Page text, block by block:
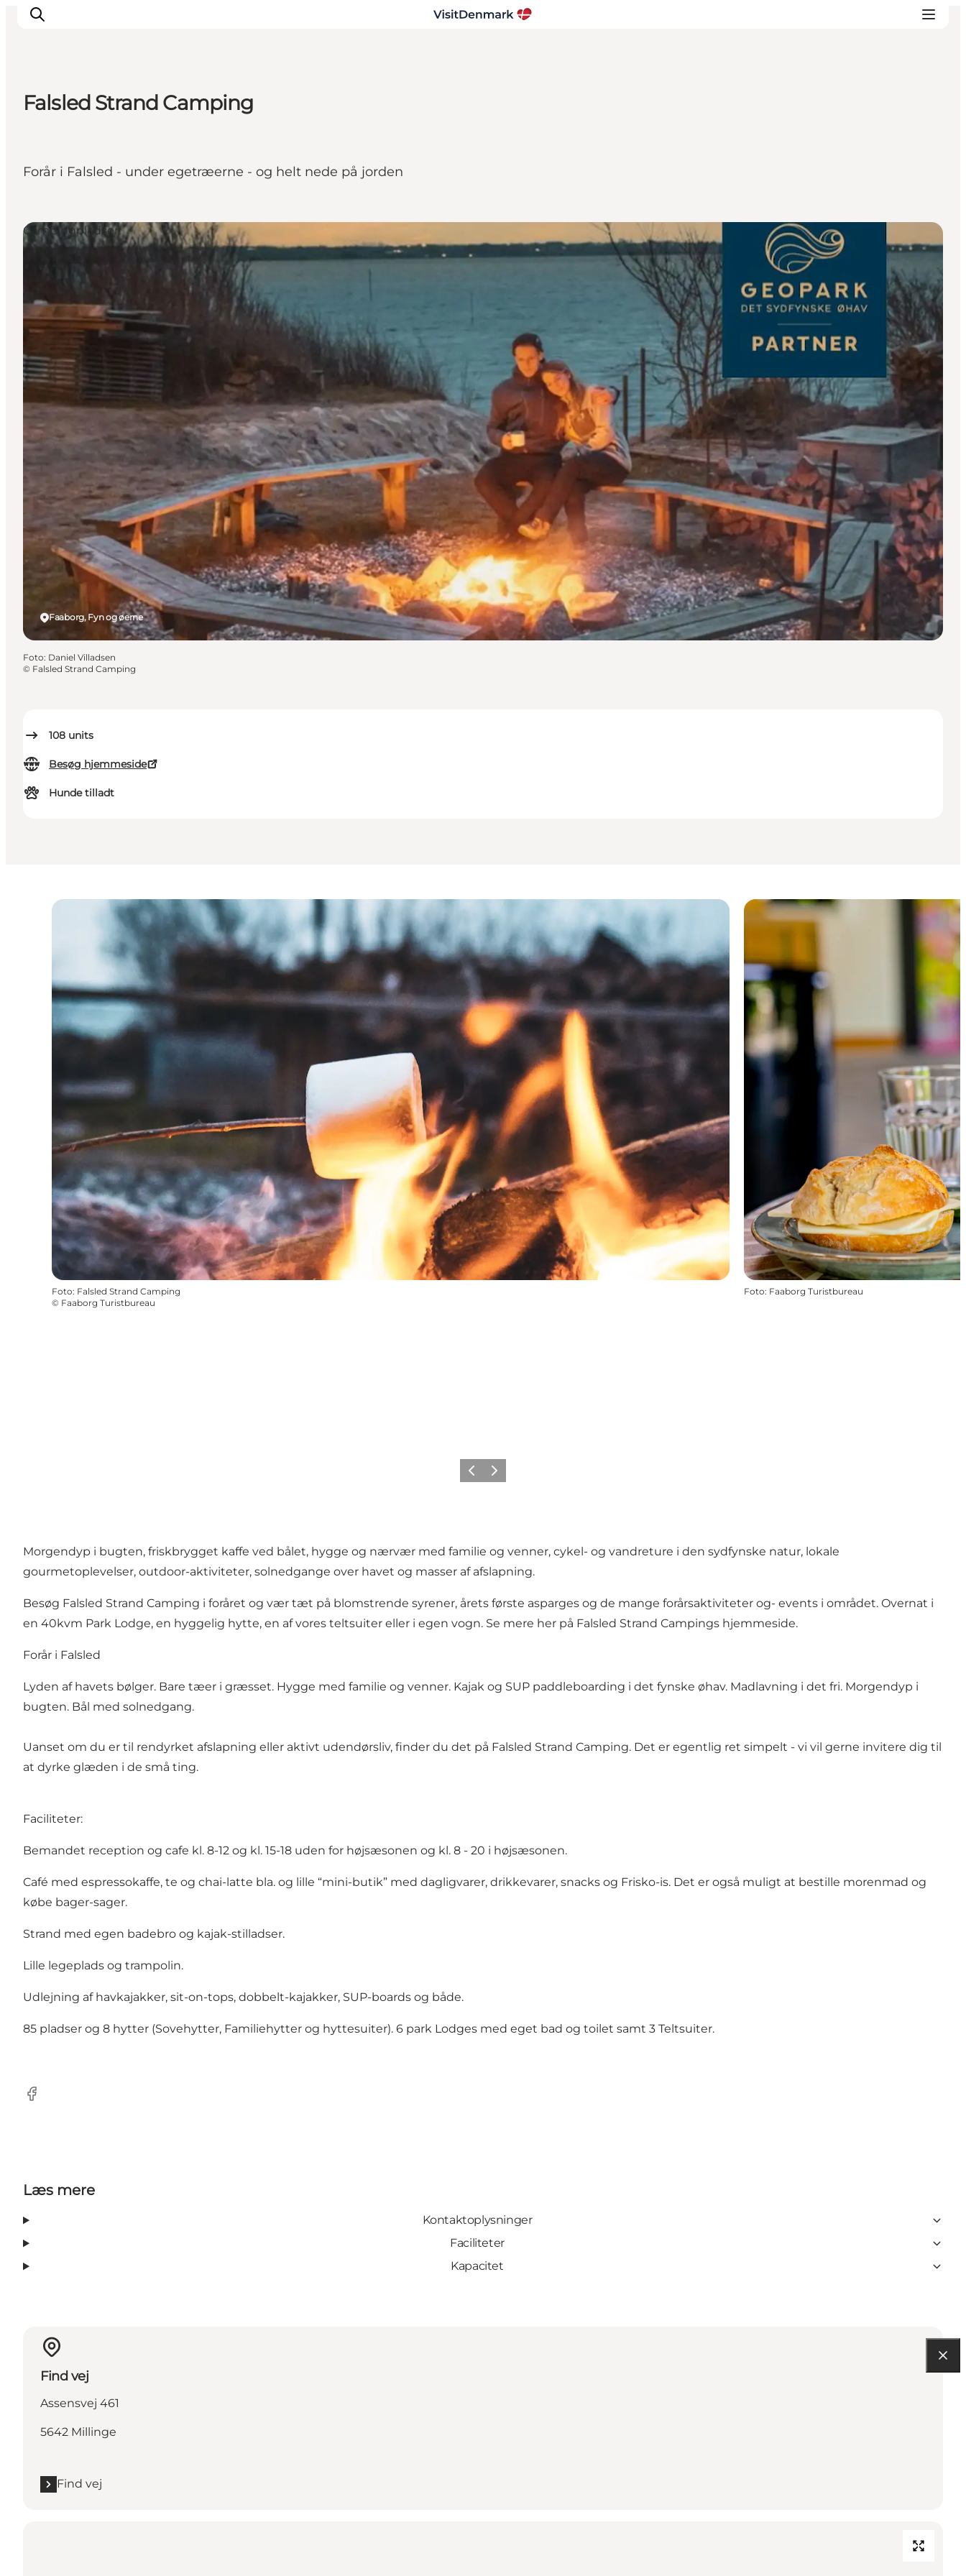
Oplevelser
Falsled Strand Camping
Forår i Falsled - under egetræerne - og helt nede på jorden
108 units
Besøg hjemmeside
Hunde tilladt
Faaborg, Fyn og øerne
Campingpladser
Foto: Daniel Villadsen
© Falsled Strand Camping
Foto: Falsled Strand Camping
© Faaborg Turistbureau
Foto: Faaborg Turistbureau
ForrigeNæste
Morgendyp i bugten, friskbrygget kaffe ved bålet, hygge og nærvær med familie og venner, cykel- og vandreture i den sydfynske natur, lokale
gourmetoplevelser, outdoor-aktiviteter, solnedgange over havet og masser af afslapning.
Besøg Falsled Strand Camping i foråret og vær tæt på blomstrende syrener, årets første asparges og de mange forårsaktiviteter og- events i området. Overnat i
en 40kvm Park Lodge, en hyggelig hytte, en af vores teltsuiter eller i egen vogn. Se mere her på Falsled Strand Campings hjemmeside.
Forår i Falsled
Lyden af havets bølger. Bare tæer i græsset. Hygge med familie og venner. Kajak og SUP paddleboarding i det fynske øhav. Madlavning i det fri. Morgendyp i
bugten. Bål med solnedgang.
Uanset om du er til rendyrket afslapning eller aktivt udendørsliv, finder du det på Falsled Strand Camping. Det er egentlig ret simpelt - vi vil gerne invitere dig til
at dyrke glæden i de små ting.
Faciliteter:
Bemandet reception og cafe kl. 8-12 og kl. 15-18 uden for højsæsonen og kl. 8 - 20 i højsæsonen.
Café med espressokaffe, te og chai-latte bla. og lille “mini-butik” med dagligvarer, drikkevarer, snacks og Frisko-is. Det er også muligt at bestille morenmad og
købe bager-sager.
Strand med egen badebro og kajak-stilladser.
Lille legeplads og trampolin.
Udlejning af havkajakker, sit-on-tops, dobbelt-kajakker, SUP-boards og både.
85 pladser og 8 hytter (Sovehytter, Familiehytter og hyttesuiter). 6 park Lodges med eget bad og toilet samt 3 Teltsuiter.
Facebook
Læs mere
Kontaktoplysninger
Faciliteter
Kapacitet
Find vej
Assensvej 461
5642 Millinge
Find vej